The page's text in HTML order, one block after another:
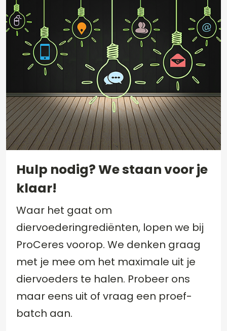
Hulp nodig? We staan voor je
klaar!
Waar het gaat om
diervoederingrediënten, lopen we bij
ProCeres voorop. We denken graag
met je mee om het maximale uit je
diervoeders te halen. Probeer ons
maar eens uit of vraag een proef-
batch aan.